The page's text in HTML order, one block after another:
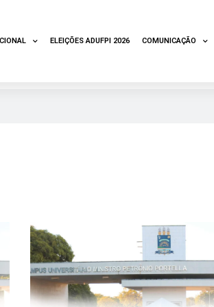
ELEIÇÕES ADUFPI 2026 COMUNICAÇÃO